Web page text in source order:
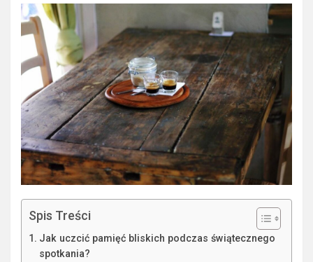
Spis Treści
Jak uczcić pamięć bliskich podczas świątecznego
spotkania?